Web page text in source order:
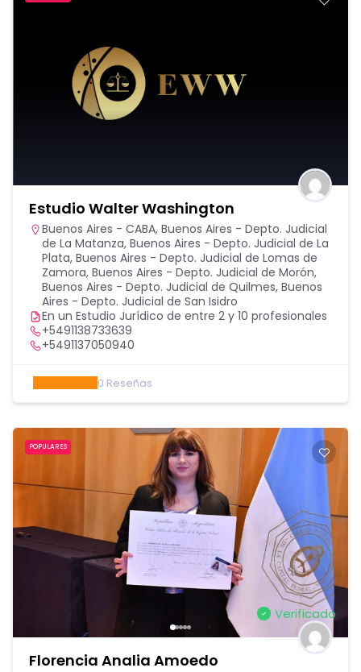
Estudio Walter Washington
Buenos Aires - CABA, Buenos Aires - Depto. Judicial
de La Matanza, Buenos Aires - Depto. Judicial de La
Plata, Buenos Aires - Depto. Judicial de Lomas de
Zamora, Buenos Aires - Depto. Judicial de Morón,
Buenos Aires - Depto. Judicial de Quilmes, Buenos
Aires - Depto. Judicial de San Isidro
En un Estudio Jurídico de entre 2 y 10 profesionales
+5491138733639
+5491137050940
0 Reseñas
POPULARES
Verificado
Florencia Analia Amoedo